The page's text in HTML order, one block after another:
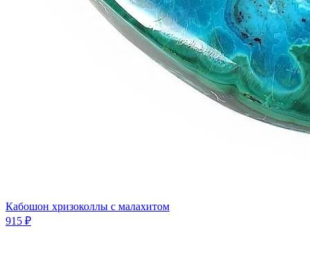
Кабошон хризоколлы с малахитом
915 ₽